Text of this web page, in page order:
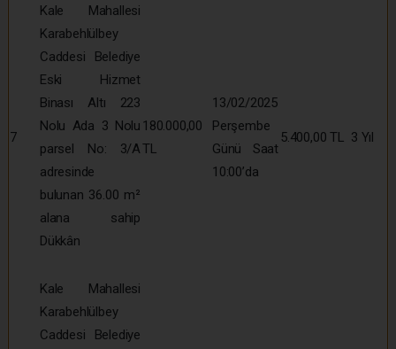
7
Kale Mahallesi
Karabehlülbey
Caddesi Belediye
Eski Hizmet
Binası Altı 223
Nolu Ada 3 Nolu
parsel No: 3/A
adresinde
bulunan 36.00 m²
alana sahip
Dükkân
180.000,00
TL
13/02/2025
Perşembe
Günü Saat
10:00’da
5.400,00 TL 3 Yıl
Kale Mahallesi
Karabehlülbey
Caddesi Belediye